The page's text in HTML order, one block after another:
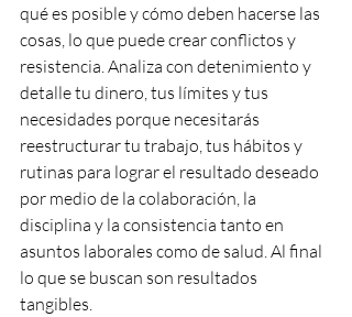
qué es posible y cómo deben hacerse las
cosas, lo que puede crear conflictos y
resistencia. Analiza con detenimiento y
detalle tu dinero, tus límites y tus
necesidades porque necesitarás
reestructurar tu trabajo, tus hábitos y
rutinas para lograr el resultado deseado
por medio de la colaboración, la
disciplina y la consistencia tanto en
asuntos laborales como de salud. Al final
lo que se buscan son resultados
tangibles.